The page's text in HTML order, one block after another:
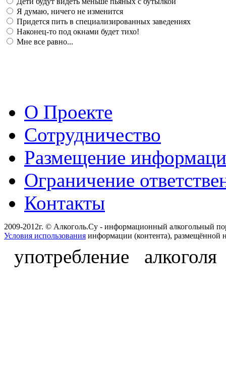
Я думаю, ничего не изменится
Придется пить в специализированных заведениях
Наконец-то под окнами будет тихо!
Мне все равно...
О Проекте
Сотрудничество
Размещение
Ограничение
Контакты
2009-2012г. © Алкоголь.Су - информационный алкогольный
Условия использования информации (контента), размещённой
употребление